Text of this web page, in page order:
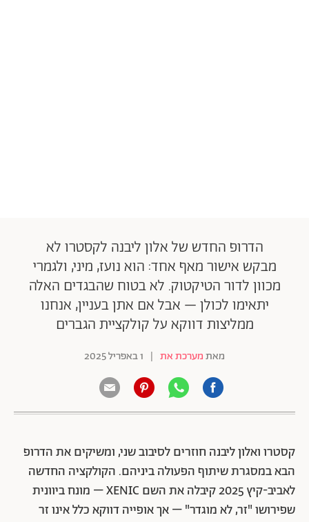
הדרופ החדש של אלון ליבנה לקסטרו לא
מבקש אישור מאף אחד: הוא נועז, מיני, ולגמרי
מכוון לדור הטיקטוק. לא בטוח שהבגדים האלה
יתאימו לכולן – אבל אם אתן בעניין, אנחנו
ממליצות דווקא על קולקציית הגברים
מאתמערכת את | 1 באפריל 2025
קסטרו ואלון ליבנה חוזרים לסיבוב שני, ומשיקים את הדרופ
הבא במסגרת שיתוף הפעולה ביניהם. הקולקציה החדשה
לאביב-קיץ 2025 קיבלה את השם XENIC – מונח ביוונית
שפירושו "זר, לא מוגדר" – אך אופייה דווקא כלל אינו זר